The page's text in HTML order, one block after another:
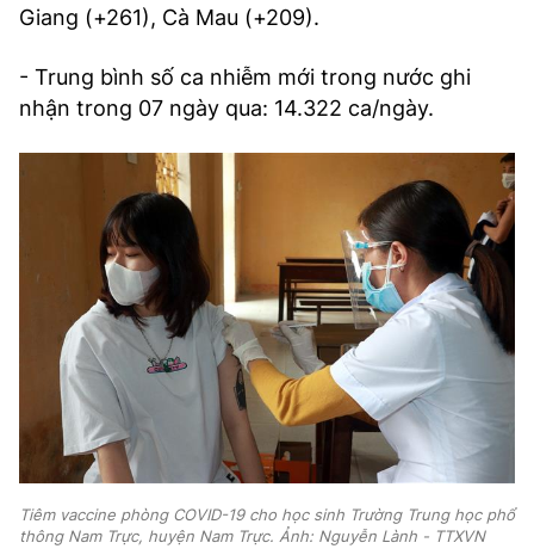
Giang (+261), Cà Mau (+209).
- Trung bình số ca nhiễm mới trong nước ghi
nhận trong 07 ngày qua: 14.322 ca/ngày.
Tiêm vaccine phòng COVID-19 cho học sinh Trường Trung học phổ
thông Nam Trực, huyện Nam Trực. Ảnh: Nguyễn Lành - TTXVN